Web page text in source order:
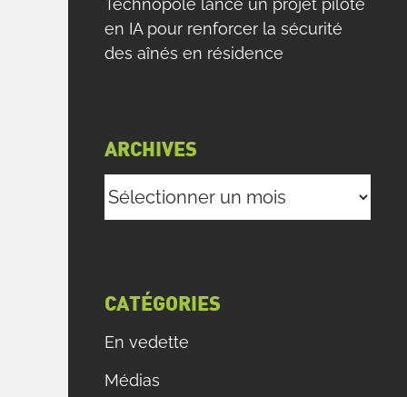
Technopole lance un projet pilote
en IA pour renforcer la sécurité
des aînés en résidence
ARCHIVES
Archives
CATÉGORIES
En vedette
Médias